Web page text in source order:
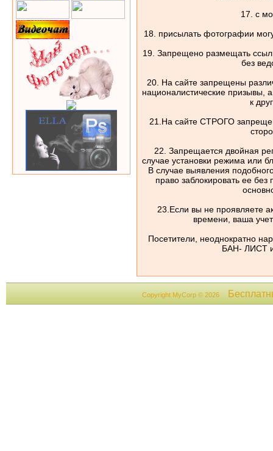
17. с
18. присылать фотографии
19. Запрещено размещать
без
20. На сайте запрещены
националистические призывы,
к
21.На сайте СТРОГО
22. Запрещается двойная
случае установки режима или
В случае выявления
право заблокировать ее
23.Если вы не проявляете
времени, ваша
Посетители, неоднократно
БАН- ЛИСТ и
Copyright MyCorp © 2026